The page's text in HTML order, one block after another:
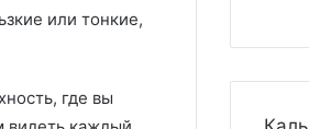
или тонкие,
где вы